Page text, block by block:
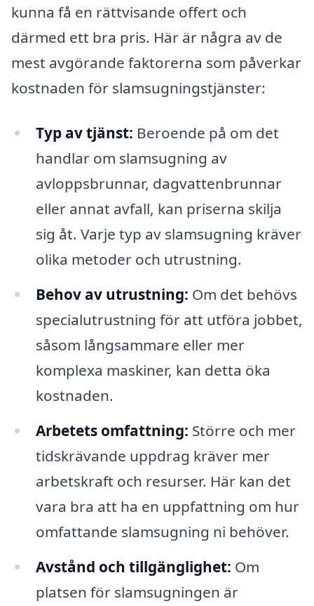
kunna få en rättvisande offert och
därmed ett bra pris. Här är några av de
mest avgörande faktorerna som påverkar
kostnaden för slamsugningstjänster:
Typ av tjänst: Beroende på om det
handlar om slamsugning av
avloppsbrunnar, dagvattenbrunnar
eller annat avfall, kan priserna skilja
sig åt. Varje typ av slamsugning kräver
olika metoder och utrustning.
Behov av utrustning: Om det behövs
specialutrustning för att utföra jobbet,
såsom långsammare eller mer
komplexa maskiner, kan detta öka
kostnaden.
Arbetets omfattning: Större och mer
tidskrävande uppdrag kräver mer
arbetskraft och resurser. Här kan det
vara bra att ha en uppfattning om hur
omfattande slamsugning ni behöver.
Avstånd och tillgänglighet: Om
platsen för slamsugningen är